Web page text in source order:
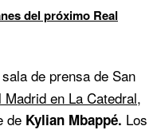
del próximo Real
de prensa de San
en La Catedral,
de Kylian Mbappé. Los